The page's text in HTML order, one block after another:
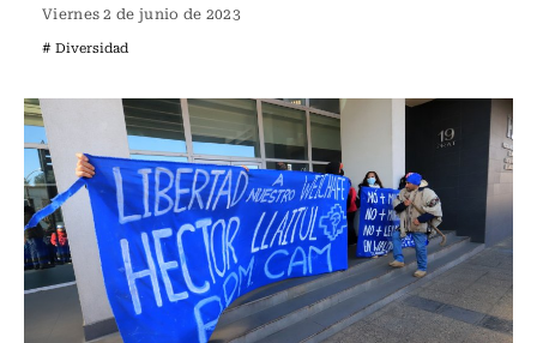
Viernes 2 de junio de 2023
# Diversidad